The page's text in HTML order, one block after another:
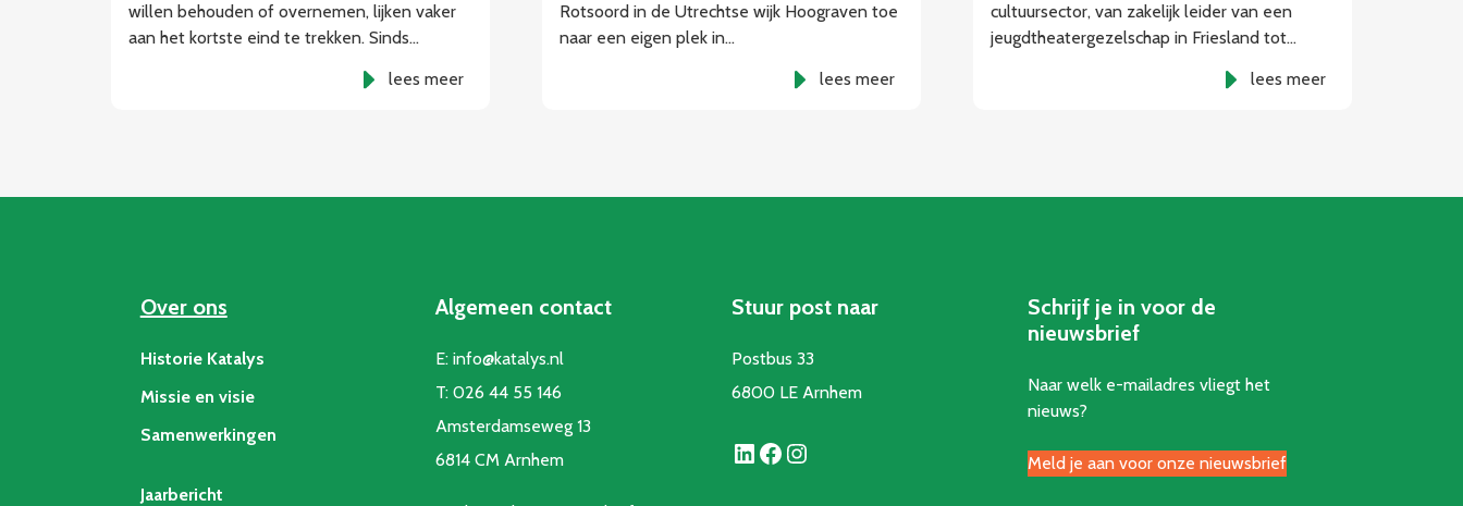
willen behouden of overnemen, lijken vaker
aan het kortste eind te trekken. Sinds…
lees meer
Rotsoord in de Utrechtse wijk Hoograven toe
naar een eigen plek in…
lees meer
cultuursector, van zakelijk leider van een
jeugdtheatergezelschap in Friesland tot…
lees meer
Over ons
Historie Katalys
Missie en visie
Samenwerkingen
Jaarbericht
Algemeen contact
E:info@katalys.nl
T:026 44 55 146
Amsterdamseweg 13
6814 CM Arnhem
Stuur post naar
Postbus 33
6800 LE Arnhem
LinkedIn Facebook Instagram
Schrijf je in voor de
nieuwsbrief
Naar welk e-mailadres vliegt het
nieuws?
Meld je aan voor onze nieuwsbrief